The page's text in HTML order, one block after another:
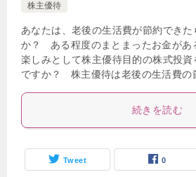
株主優待
あなたは、老後の生活費が節約でき
か？ ある程度のまとまったお金があ
楽しみとして株主優待目的の株式投
ですか？ 株主優待は老後の生活費
続きを読む
Tweet 0